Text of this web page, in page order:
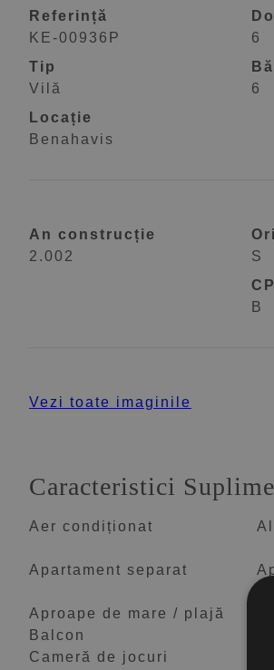
Referință
KE-00936P
Tip
Vilă
Locație
Benahavis
6
6
An construcție
2.002
S
B
Vezi toate imaginile
Caracteristici
Aer condiționat
Apartament separat
Aproape de mare / plajă
Balcon
Cameră de jocuri